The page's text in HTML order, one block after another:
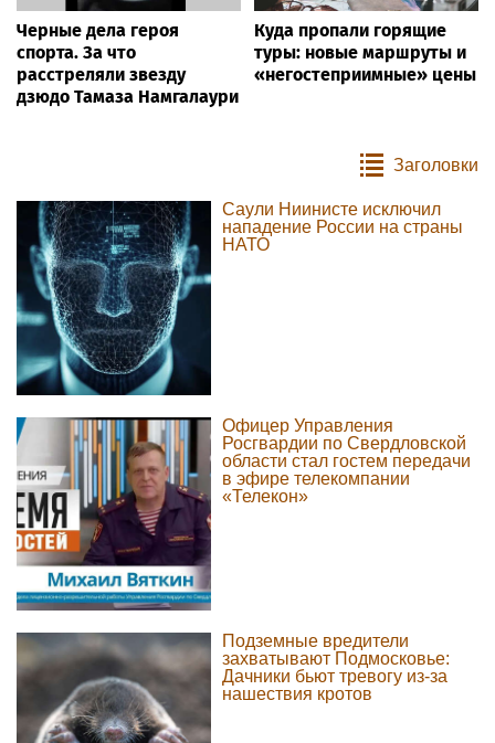
Черные дела героя
спорта. За что
расстреляли звезду
дзюдо Тамаза Намгалаури
Куда пропали горящие
туры: новые маршруты и
«негостеприимные» цены
Заголовки
Саули Ниинисте исключил
нападение России на страны
НАТО
Офицер Управления
Росгвардии по Свердловской
области стал гостем передачи
в эфире телекомпании
«Телекон»
Подземные вредители
захватывают Подмосковье:
Дачники бьют тревогу из-за
нашествия кротов